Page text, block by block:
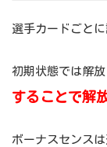
選手カードごと
初期状態では解放
することで解
ボーナスセンス